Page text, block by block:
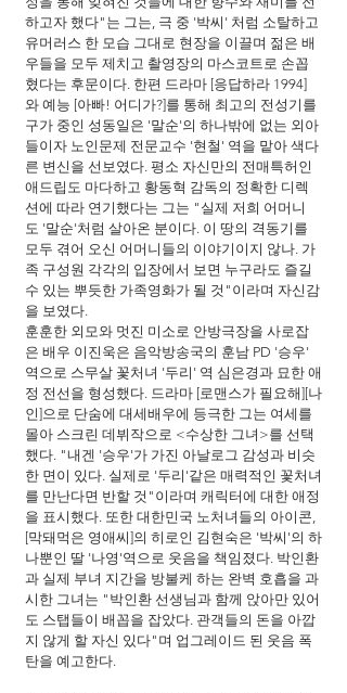
하고자 했다"는 그는, 극 중 '박씨' 처럼 소탈하고
유머러스 한 모습 그대로 현장을 이끌며 젊은 배
우들을 모두 제치고 촬영장의 마스코트로 손꼽
혔다는 후문이다. 한편 드라마 [응답하라 1994]
와 예능 [아빠! 어디가?]를 통해 최고의 전성기를
구가 중인 성동일은 '말순'의 하나밖에 없는 외아
들이자 노인문제 전문교수 '현철' 역을 맡아 색다
른 변신을 선보였다. 평소 자신만의 전매특허인
애드립도 마다하고 황동혁 감독의 정확한 디렉
션에 따라 연기했다는 그는 "실제 저희 어머니
도 '말순'처럼 살아온 분이다. 이 땅의 격동기를
모두 겪어 오신 어머니들의 이야기이지 않나. 가
족 구성원 각각의 입장에서 보면 누구라도 즐길
수 있는 뿌듯한 가족영화가 될 것"이라며 자신감
을 보였다.
훈훈한 외모와 멋진 미소로 안방극장을 사로잡
은 배우 이진욱은 음악방송국의 훈남 PD '승우'
역으로 스무살 꽃처녀 '두리' 역 심은경과 묘한 애
정 전선을 형성했다. 드라마 [로맨스가 필요해][나
인]으로 단숨에 대세배우에 등극한 그는 여세를
몰아 스크린 데뷔작으로 <수상한 그녀>를 선택
했다. "내겐 '승우'가 가진 아날로그 감성과 비슷
한 면이 있다. 실제로 '두리'같은 매력적인 꽃처녀
를 만난다면 반할 것"이라며 캐릭터에 대한 애정
을 표시했다. 또한 대한민국 노처녀들의 아이콘,
[막돼먹은 영애씨]의 히로인 김현숙은 '박씨'의 하
나뿐인 딸 '나영'역으로 웃음을 책임졌다. 박인환
과 실제 부녀 지간을 방불케 하는 완벽 호흡을 과
시한 그녀는 "박인환 선생님과 함께 앉아만 있어
도 스탭들이 배꼽을 잡았다. 관객들의 돈을 아깝
지 않게 할 자신 있다"며 업그레이드 된 웃음 폭
탄을 예고한다.